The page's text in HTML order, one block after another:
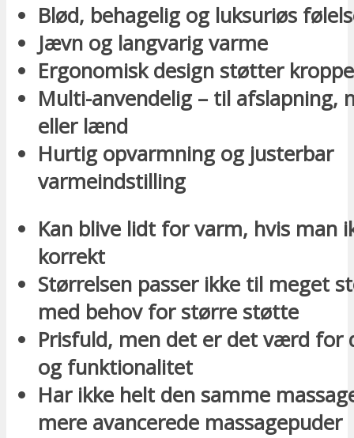
Blød, behagelig og luksuriøs
Jævn og langvarig varme
Ergonomisk design støtter
Multi-anvendelig – til afslapning,
eller lænd
Hurtig opvarmning og justerbar
varmeindstilling
Kan blive lidt for varm, hvis man
korrekt
Størrelsen passer ikke til meget
med behov for større støtte
Prisfuld, men det er det værd for
og funktionalitet
Har ikke helt den samme
mere avancerede massagepuder